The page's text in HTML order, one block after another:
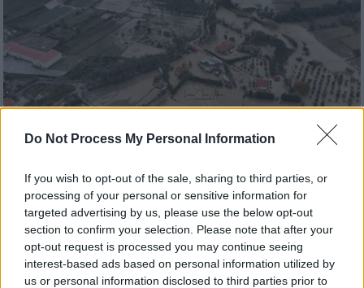
Do Not Process My Personal Information
If you wish to opt-out of the sale, sharing to third parties, or
processing of your personal or sensitive information for
targeted advertising by us, please use the below opt-out
section to confirm your selection. Please note that after your
opt-out request is processed you may continue seeing
interest-based ads based on personal information utilized by
us or personal information disclosed to third parties prior to
Οικονομία|10.12.2024 22:47
ΕΝΦΙΑ: Τα 13 μέτρα για τους πληγέντες
από την κακοκαιρία Bora
Όλα τα μέτρα κρατικής αρωγής που
δρομολογούνται